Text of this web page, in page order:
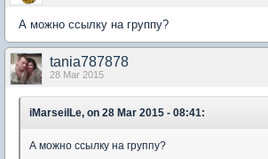
А можно ссылку на группу?
tania787878
28 Mar 2015
iMarseilLe, on 28 Mar 2015 - 08:41:
А можно ссылку на группу?